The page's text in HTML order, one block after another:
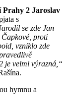
Prahy 2 Jaroslav
s
se zde Jan
proti
vzniklo zde
je velmi výrazná,“
hymnu a